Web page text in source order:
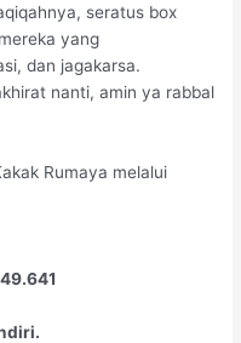
seratus box
yang
dan jagakarsa.
nanti, amin ya rabbal
Rumaya melalui